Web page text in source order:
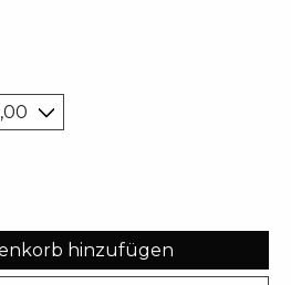
hinzufügen